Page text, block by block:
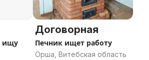
Договорная
Печник ищет работу
Орша, Витебская область